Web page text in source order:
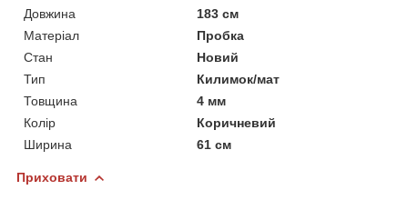
Довжина
183 см
Матеріал
Пробка
Стан
Новий
Тип
Килимок/мат
Товщина
4 мм
Колір
Коричневий
Ширина
61 см
Приховати